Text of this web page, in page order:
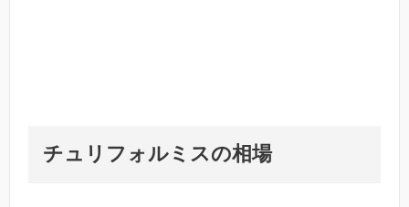
チュリフォルミスの相場